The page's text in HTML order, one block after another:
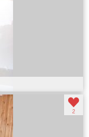
2